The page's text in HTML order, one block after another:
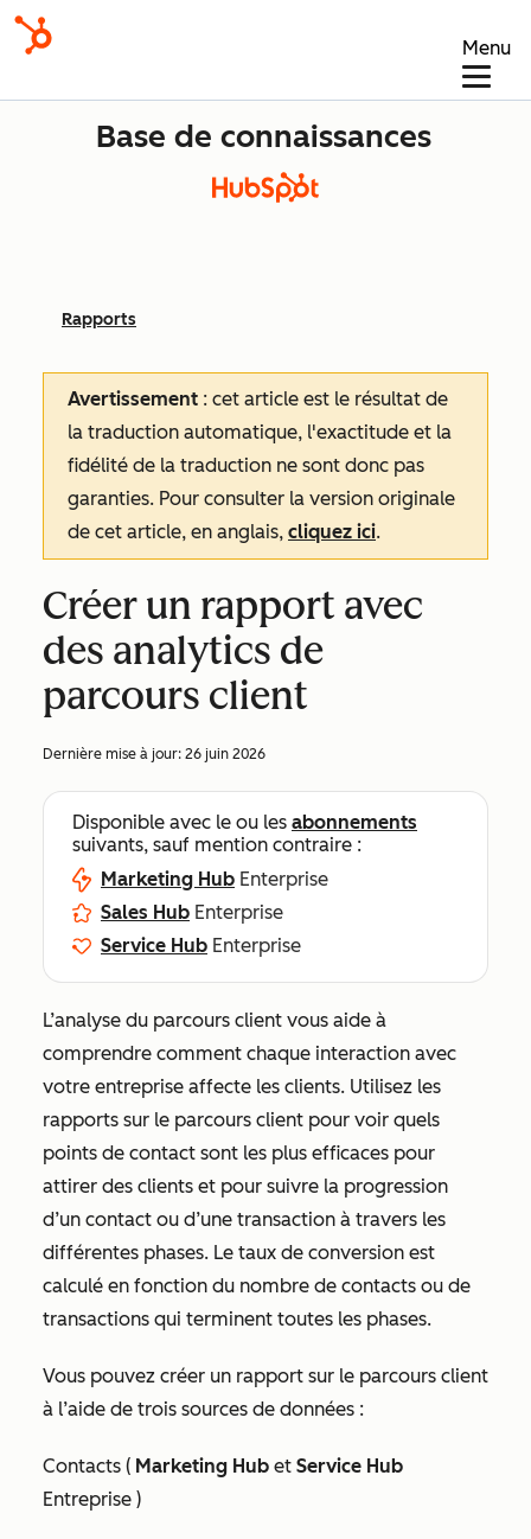
Menu
Base de connaissances
Rapports
Avertissement : cet article est le résultat de
la traduction automatique, l'exactitude et la
fidélité de la traduction ne sont donc pas
garanties. Pour consulter la version originale
de cet article, en anglais, cliquez ici.
Créer un rapport avec
des analytics de
parcours client
Dernière mise à jour: 26 juin 2026
Disponible avec le ou les abonnements
suivants, sauf mention contraire :
Marketing Hub Enterprise
Sales Hub Enterprise
Service Hub Enterprise
L’analyse du parcours client vous aide à
comprendre comment chaque interaction avec
votre entreprise affecte les clients. Utilisez les
rapports sur le parcours client pour voir quels
points de contact sont les plus efficaces pour
attirer des clients et pour suivre la progression
d’un contact ou d’une transaction à travers les
différentes phases. Le taux de conversion est
calculé en fonction du nombre de contacts ou de
transactions qui terminent toutes les phases.
Vous pouvez créer un rapport sur le parcours client
à l’aide de trois sources de données :
Contacts ( Marketing Hub et Service Hub
Entreprise )